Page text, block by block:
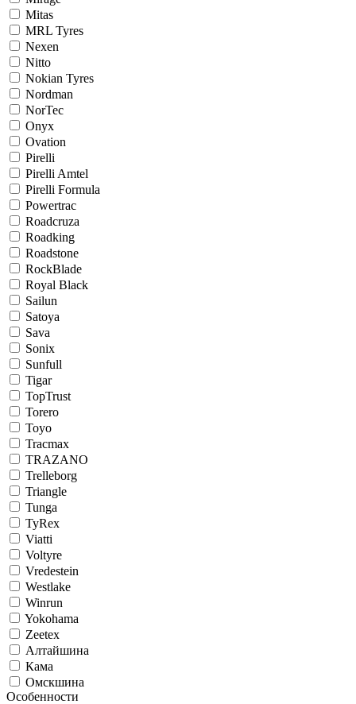
Mitas
MRL Tyres
Nexen
Nitto
Nokian Tyres
Nordman
NorTec
Onyx
Ovation
Pirelli
Pirelli Amtel
Pirelli Formula
Powertrac
Roadcruza
Roadking
Roadstone
RockBlade
Royal Black
Sailun
Satoya
Sava
Sonix
Sunfull
Tigar
TopTrust
Torero
Toyo
Tracmax
TRAZANO
Trelleborg
Triangle
Tunga
TyRex
Viatti
Voltyre
Vredestein
Westlake
Winrun
Yokohama
Zeetex
Алтайшина
Кама
Омскшина
Особенности